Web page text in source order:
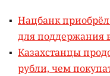
Нацбанк
для поддержания
Казахстанцы
рубли, чем